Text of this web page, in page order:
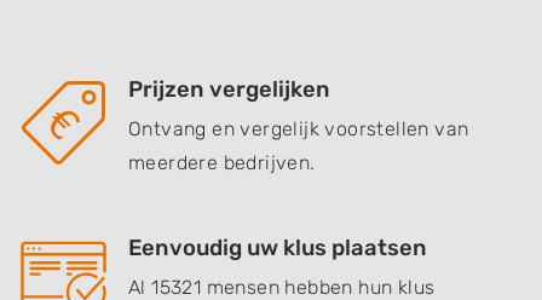
Prijzen vergelijken
Ontvang en vergelijk voorstellen van
meerdere bedrijven.
Eenvoudig uw klus plaatsen
Al 15321 mensen hebben hun klus